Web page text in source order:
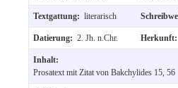
Textgattung: literarisch
Datierung: 2. Jh. n.Chr. Herkunft:
Inhalt:
Prosatext mit Zitat von Bakchylides 15, 56